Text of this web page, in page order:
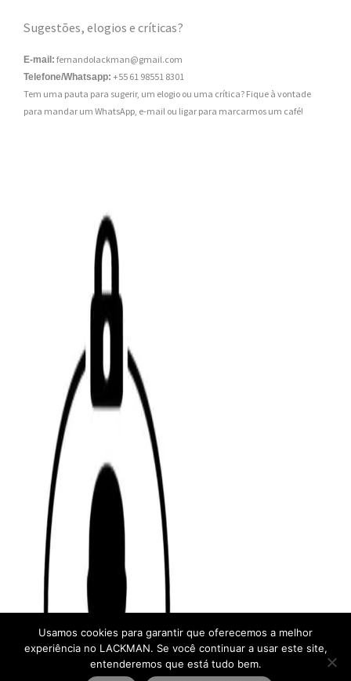
Sugestões, elogios e críticas?
E-mail: fernandolackman@gmail.com
Telefone/Whatsapp: +55 61 98551 8301
Tem uma pauta para sugerir, um elogio ou uma crítica? Fique à vontade
para mandar um WhatsApp, e-mail ou ligar para marcarmos um café!
Usamos cookies para garantir que oferecemos a melhor
experiência no LACKMAN. Se você continuar a usar este site,
entenderemos que está tudo bem.